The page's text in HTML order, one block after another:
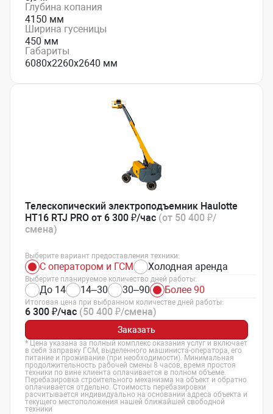
Глубина копания
4150 мм
Ширина гусеницы
450 мм
Габариты
6080х2260х2640 мм
Телескопический электроподъемник Haulotte
HT16 RTJ PRO от 6 300 ₽/час (от 50 400 ₽/
смена)
Выберите вариант предоставления техники:
С оператором и ГСМ Холодная аренда
Выберите планируемое количество дней работы:
До 14 14–30 30–90 Более 90
Итоговая цена при выбранном количестве дней работы:
6 300 ₽/час (50 400 ₽/смена)
Заказать
* Цена указана за полный комплекс оказания услуг и включает
в себя заправку ГСМ, выделенного машиниста-оператора, его
питание и проживание (при необходимости). Минимальная
продолжительность рабочей смены 8 часов, время простоя
техники по вине клиента оплачивается в полном объеме.
Перебазировка строительного механизма на объект и обратно
оплачивается отдельно. Стоимость перебазировки
расчитывается индивидуально на основании адреса объекта и
текущего местоположения нашей ближайшей свободной
техники